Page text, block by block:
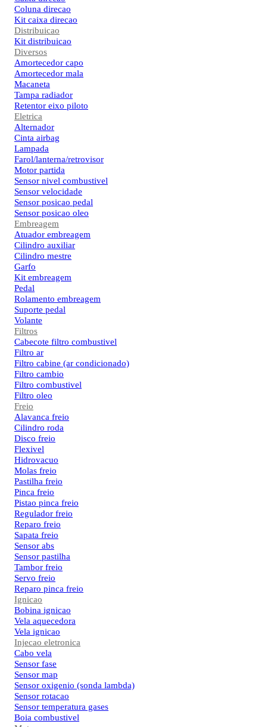
Coluna direcao
Kit caixa direcao
Distribuicao
Kit distribuicao
Diversos
Amortecedor capo
Amortecedor mala
Macaneta
Tampa radiador
Retentor eixo piloto
Eletrica
Alternador
Cinta airbag
Lampada
Farol/lanterna/retrovisor
Motor partida
Sensor nivel combustivel
Sensor velocidade
Sensor posicao pedal
Sensor posicao oleo
Embreagem
Atuador embreagem
Cilindro auxiliar
Cilindro mestre
Garfo
Kit embreagem
Pedal
Rolamento embreagem
Suporte pedal
Volante
Filtros
Cabecote filtro combustivel
Filtro ar
Filtro cabine (ar condicionado)
Filtro cambio
Filtro combustivel
Filtro oleo
Freio
Alavanca freio
Cilindro roda
Disco freio
Flexivel
Hidrovacuo
Molas freio
Pastilha freio
Pinca freio
Pistao pinca freio
Regulador freio
Reparo freio
Sapata freio
Sensor abs
Sensor pastilha
Tambor freio
Servo freio
Reparo pinca freio
Ignicao
Bobina ignicao
Vela aquecedora
Vela ignicao
Injecao eletronica
Cabo vela
Sensor fase
Sensor map
Sensor oxigenio (sonda lambda)
Sensor rotacao
Sensor temperatura gases
Boia combustivel